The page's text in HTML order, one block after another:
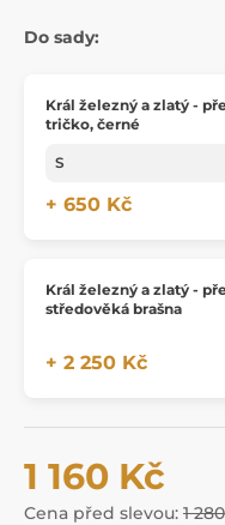
Do sady:
Král železný a zlatý -
tričko, černé
+ 650 Kč
Král železný a zlatý -
středověká brašna
+ 2 250 Kč
1 160 Kč
Cena před slevou: 1